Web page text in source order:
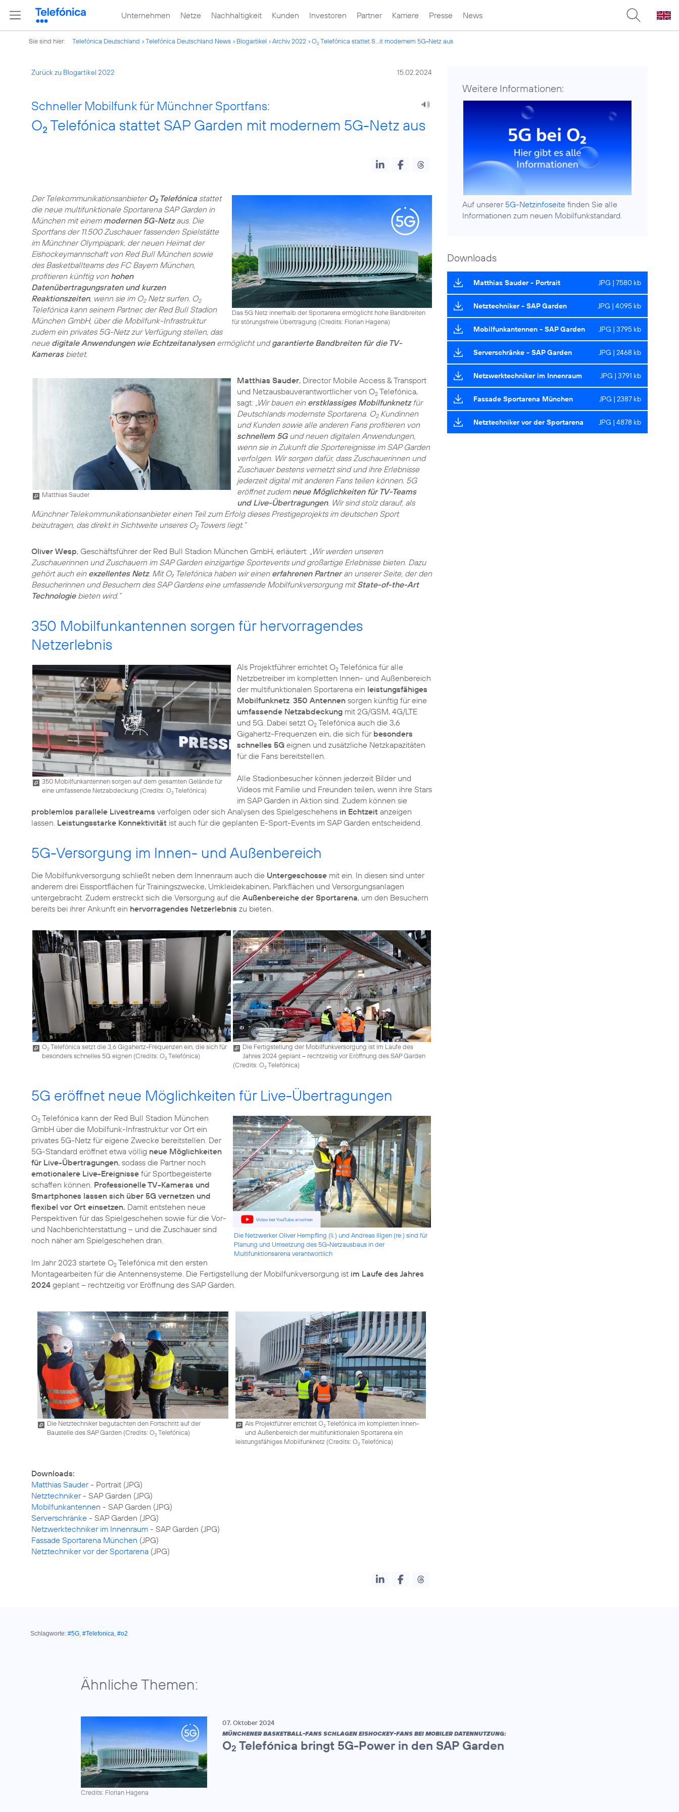
Unternehmen Netze Nachhaltigkeit Kunden Investoren Partner Karriere Presse News
Sie sind hier: Telefónica Deutschland Telefónica Deutschland News Blogartikel Archiv 2022 O2Telefónica stattet S...it modernem 5G-Netz aus
Zurück zu Blogartikel 2022 15.02.2024
Schneller Mobilfunk für Münchner Sportfans:
O2 Telefónica stattet SAP Garden mit modernem 5G-Netz aus
Das 5G Netz innerhalb der Sportarena ermöglicht hohe Bandbreiten
für störungsfreie Übertragung (Credits: Florian Hagena)
Der Telekommunikationsanbieter O2Telefónica stattet
die neue multifunktionale Sportarena SAP Garden in
München mit einem modernen 5G-Netzaus. Die
Sportfans der 11.500 Zuschauer fassenden Spielstätte
im Münchner Olympiapark, der neuen Heimat der
Eishockeymannschaft von Red Bull München sowie
des Basketballteams des FC Bayern München,
profitieren künftig von hohen
Datenübertragungsraten und kurzen
Reaktionszeiten, wenn sie im O2Netz surfen. O2
Telefónica kann seinem Partner, der Red Bull Stadion
München GmbH, über die Mobilfunk-Infrastruktur
zudem ein privates 5G-Netz zur Verfügung stellen, das
neue digitale Anwendungen wie Echtzeitanalysenermöglicht undgarantierte Bandbreiten für die TV-
Kamerasbietet.
Matthias Sauder
Matthias Sauder, Director Mobile Access & Transport
und Netzausbauverantwortlicher von O2Telefónica,
sagt: „Wir bauen ein erstklassiges Mobilfunknetzfür
Deutschlands modernste Sportarena. O2Kundinnen
und Kunden sowie alle anderen Fans profitieren von
schnellem 5Gund neuen digitalen Anwendungen,
wenn sie in Zukunft die Sportereignisse im SAP Garden
verfolgen. Wir sorgen dafür, dass Zuschauerinnen und
Zuschauer bestens vernetzt sind und ihre Erlebnisse
jederzeit digital mit anderen Fans teilen können. 5G
eröffnet zudem neue Möglichkeiten für TV-Teams
und Live-Übertragungen. Wir sind stolz darauf, als
Münchner Telekommunikationsanbieter einen Teil zum Erfolg dieses Prestigeprojekts im deutschen Sport
beizutragen, das direkt in Sichtweite unseres O2Towers liegt.“
Oliver Wesp, Geschäftsführer der Red Bull Stadion München GmbH, erläutert: „Wir werden unseren
Zuschauerinnen und Zuschauern im SAP Garden einzigartige Sportevents und großartige Erlebnisse bieten. Dazu
gehört auch ein exzellentes Netz. Mit O₂ Telefónica haben wir einen erfahrenen Partneran unserer Seite, der den
Besucherinnen und Besuchern des SAP Gardens eine umfassende Mobilfunkversorgung mitState-of-the-Art
Technologiebieten wird.“
350 Mobilfunkantennen sorgen für hervorragendes
Netzerlebnis
350 Mobilfunkantennen sorgen auf dem gesamten Gelände für
eine umfassende Netzabdeckung (Credits: O2Telefónica)
Als Projektführer errichtet O2Telefónica für alle
Netzbetreiber im kompletten Innen- und Außenbereich
der multifunktionalen Sportarena ein leistungsfähiges
Mobilfunknetz. 350 Antennensorgen künftig für eine
umfassende Netzabdeckungmit 2G/GSM, 4G/LTE
und 5G. Dabei setzt O2Telefónica auch die 3,6
Gigahertz-Frequenzen ein, die sich für besonders
schnelles 5Geignen und zusätzliche Netzkapazitäten
für die Fans bereitstellen.
Alle Stadionbesucher können jederzeit Bilder und
Videos mit Familie und Freunden teilen, wenn ihre Stars
im SAP Garden in Aktion sind. Zudem können sie
problemlos parallele Livestreams verfolgen oder sich Analysen des Spielgeschehens in Echtzeit anzeigen
lassen. Leistungsstarke Konnektivität ist auch für die geplanten E-Sport-Events im SAP Garden entscheidend.
5G-Versorgung im Innen- und Außenbereich
Die Mobilfunkversorgung schließt neben dem Innenraum auch die Untergeschosse mit ein. In diesen sind unter
anderem drei Eissportflächen für Trainingszwecke, Umkleidekabinen, Parkflächen und Versorgungsanlagen
untergebracht. Zudem erstreckt sich die Versorgung auf die Außenbereiche der Sportarena, um den Besuchern
bereits bei ihrer Ankunft ein hervorragendes Netzerlebnis zu bieten.
O2Telefónica setzt die 3,6 Gigahertz-Frequenzen ein, die sich für
besonders schnelles 5G eignen (Credits: O2Telefónica)
Die Fertigstellung der Mobilfunkversorgung ist im Laufe des
Jahres 2024 geplant – rechtzeitig vor Eröffnung des SAP Garden
(Credits: O2Telefónica)
5G eröffnet neue Möglichkeiten für Live-Übertragungen
Die Netzwerker Oliver Hempfling (li.) und Andreas Illgen (re.) sind für
Planung und Umsetzung des 5G-Netzausbaus in der
Multifunktionsarena verantwortlich
O2 Telefónica kann der Red Bull Stadion München
GmbH über die Mobilfunk-Infrastruktur vor Ort ein
privates 5G-Netz für eigene Zwecke bereitstellen. Der
5G-Standard eröffnet etwa völlig neue Möglichkeiten
für Live-Übertragungen, sodass die Partner noch
emotionalere Live-Ereignisse für Sportbegeisterte
schaffen können. Professionelle TV-Kameras und
Smartphones lassen sich über 5G vernetzen und
flexibel vor Ort einsetzen. Damit entstehen neue
Perspektiven für das Spielgeschehen sowie für die Vor-
und Nachberichterstattung – und die Zuschauer sind
noch näher am Spielgeschehen dran.
Im Jahr 2023 startete O2 Telefónica mit den ersten
Montagearbeiten für die Antennensysteme. Die Fertigstellung der Mobilfunkversorgung ist im Laufe des Jahres
2024 geplant – rechtzeitig vor Eröffnung des SAP Garden.
Die Netztechniker begutachten den Fortschritt auf der
Baustelle des SAP Garden (Credits: O2Telefónica)
Als Projektführer errichtet O2Telefónica im kompletten Innen-
und Außenbereich der multifunktionalen Sportarena ein
leistungsfähiges Mobilfunknetz (Credits: O2Telefónica)
Downloads:
Matthias Sauder
Netztechniker
Mobilfunkantennen
Serverschränke
Netzwerktechniker im Innenraum
Fassade Sportarena München
Netztechniker vor der Sportarena (JPG)
Weitere Informationen:
Auf unserer 5G-Netzinfoseite finden Sie alle
Informationen zum neuen Mobilfunkstandard.
Downloads
Matthias Sauder - Portrait JPG | 7580 kb
Netztechniker - SAP Garden JPG | 4095 kb
Mobilfunkantennen - SAP Garden JPG | 3795 kb
Serverschränke - SAP Garden JPG | 2468 kb
Netzwerktechniker im Innenraum JPG | 3791 kb
Fassade Sportarena München JPG | 2387 kb
Netztechniker vor der Sportarena JPG | 4878 kb
Schlagworte: #5G, #Telefonica, #o2
Ähnliche Themen:
Credits: Florian Hagena
07. Oktober 2024
MÜNCHENER BASKETBALL-FANS SCHLAGEN EISHOCKEY-FANS BEI MOBILER DATENNUTZUNG:
O2 Telefónica bringt 5G-Power in den SAP Garden